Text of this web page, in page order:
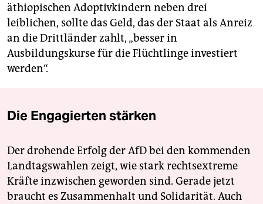
äthiopischen Adoptivkindern neben drei
leiblichen, sollte das Geld, das der Staat als Anreiz
an die Drittländer zahlt, „besser in
Ausbildungskurse für die Flüchtlinge investiert
werden“.
Die Engagierten stärken
Der drohende Erfolg der AfD bei den kommenden
Landtagswahlen zeigt, wie stark rechtsextreme
Kräfte inzwischen geworden sind. Gerade jetzt
braucht es Zusammenhalt und Solidarität. Auch